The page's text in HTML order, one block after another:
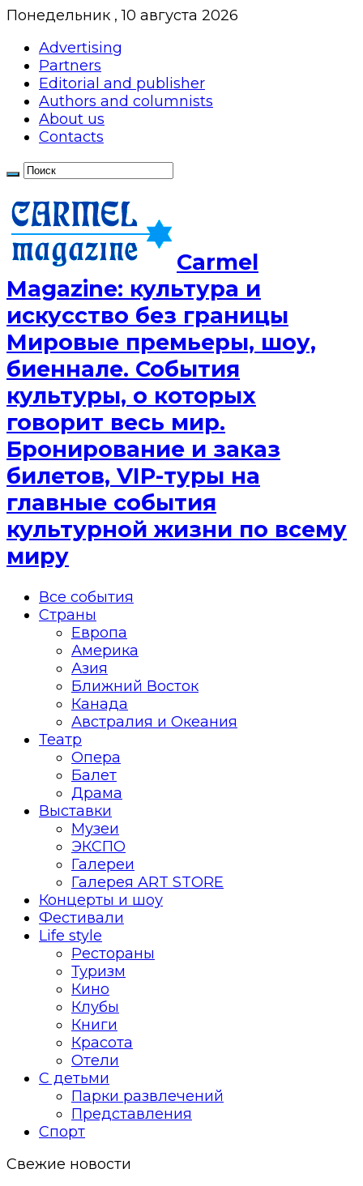
Понедельник , 10 августа 2026
Advertising
Partners
Editorial and publisher
Authors and columnists
About us
Contacts
Сarmel
Magazine: культура и
искусство без границы
Мировые премьеры, шоу,
биеннале. События
культуры, о которых
говорит весь мир.
Бронирование и заказ
билетов, VIP-туры на
главные события
культурной жизни по всему
миру
Все события
Страны
Европа
Америка
Азия
Ближний Восток
Канада
Австралия и Океания
Театр
Опера
Балет
Драма
Выставки
Музеи
ЭКСПО
Галереи
Галерея ART STORE
Концерты и шоу
Фестивали
Life style
Рестораны
Туризм
Кино
Клубы
Книги
Красота
Отели
С детьми
Парки развлечений
Представления
Спорт
Свежие новости